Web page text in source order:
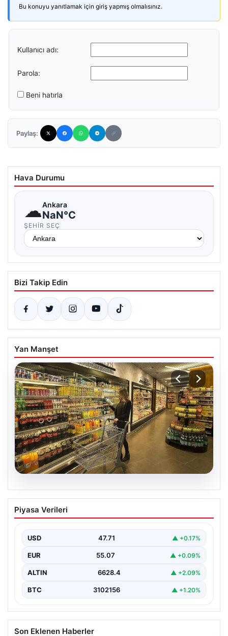
Bu konuyu yanıtlamak için giriş yapmış olmalısınız.
Kullanıcı adı:
Parola:
Beni hatırla
Paylaş:
Hava Durumu
☁Ankara
NaN°C
ŞEHIR SEÇ
Bizi Takip Edin
Yan Manşet
05.08.2026
Enflasyon verileri ne zaman
açıklanacak? 2026 TÜİK mart ayı
Piyasa Verileri
USD 47.71 ▲ +0.17%
EUR 55.07 ▲ +0.09%
ALTIN 6628.4 ▲ +2.09%
BTC 3102156 ▲ +1.20%
Son Eklenen Haberler